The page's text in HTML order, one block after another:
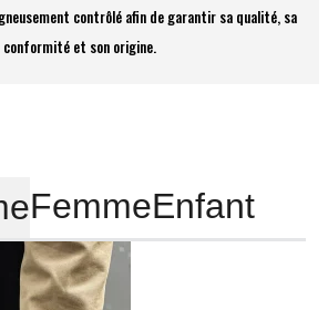
contrôlé afin de garantir sa qualité, sa
conformité et son origine.
FemmeEnfant